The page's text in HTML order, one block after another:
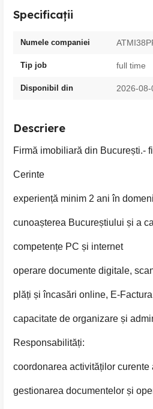
Specificații
Numele companiei
Tip job full time
Disponibil din 2026-08-
Descriere
Firmă imobiliară din București.-
Cerinte
experiență minim 2 ani în
cunoașterea Bucureștiului și a
competențe PC și internet
operare documente digitale,
plăți și încasări online, E-Factura
capacitate de organizare și
Responsabilități:
coordonarea activităților curente
gestionarea documentelor și